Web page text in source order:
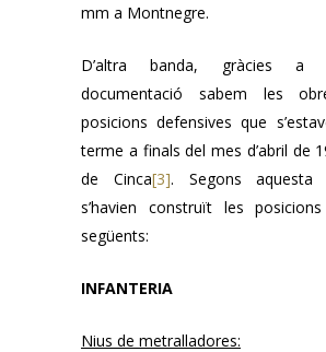
mm a Montnegre.
D’altra banda, gràcies a
documentació sabem les
posicions defensives que
terme a finals del mes d’abril de
de Cinca[3]. Segons aquesta
s’havien construït les
següents:
INFANTERIA
Nius de metralladores: